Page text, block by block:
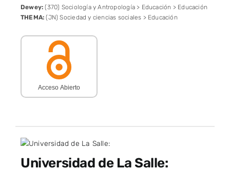
Dewey: (370) Sociología y Antropología > Educación > Educación
THEMA: (JN) Sociedad y ciencias sociales > Educación
Acceso Abierto
Universidad de La Salle: